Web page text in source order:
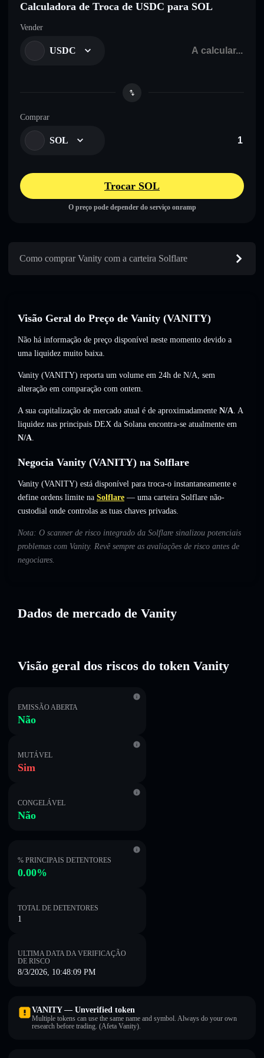
Calculadora de Troca de USDC para SOL
Vender
USDC
Comprar
SOL
Trocar SOL
O preço pode depender do serviço onramp
Como comprar Vanity com a carteira Solflare
Visão Geral do Preço de Vanity (VANITY)
Não há informação de preço disponível neste momento devido a
uma liquidez muito baixa.
Vanity (VANITY) reporta um volume em 24h de N/A, sem
alteração em comparação com ontem.
A sua capitalização de mercado atual é de aproximadamente N/A. A
liquidez nas principais DEX da Solana encontra-se atualmente em
N/A.
Negocia Vanity (VANITY) na Solflare
Vanity (VANITY) está disponível para troca-o instantaneamente e
define ordens limite na Solflare — uma carteira Solflare não-
custodial onde controlas as tuas chaves privadas.
Nota: O scanner de risco integrado da Solflare sinalizou potenciais
problemas com Vanity. Revê sempre as avaliações de risco antes de
negociares.
Dados de mercado de Vanity
Visão geral dos riscos do token Vanity
EMISSÃO ABERTA
Não
MUTÁVEL
Sim
CONGELÁVEL
Não
% PRINCIPAIS DETENTORES
0.00%
TOTAL DE DETENTORES
1
ULTIMA DATA DA VERIFICAÇÃO
DE RISCO
8/3/2026, 10:48:09 PM
VANITY — Unverified token
Multiple tokens can use the same name and symbol. Always do your own
research before trading. (Afeta Vanity).